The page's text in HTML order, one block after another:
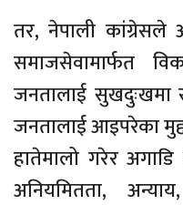
तर, नेपाली कांग्रेसले
समाजसेवामार्फत
जनतालाई सुखदुःखमा
जनतालाई आइपरेका
हातेमालो गरेर अगाडि
अनियमितता,